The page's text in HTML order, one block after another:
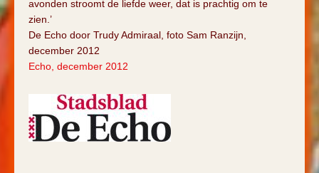
avonden stroomt de liefde weer, dat is prachtig om te
zien.’
De Echo door Trudy Admiraal, foto Sam Ranzijn,
december 2012
Echo, december 2012